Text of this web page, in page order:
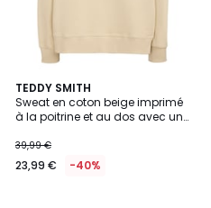
TEDDY SMITH
Sweat en coton beige imprimé
à la poitrine et au dos avec un
39,99 €
23,99 € -40%